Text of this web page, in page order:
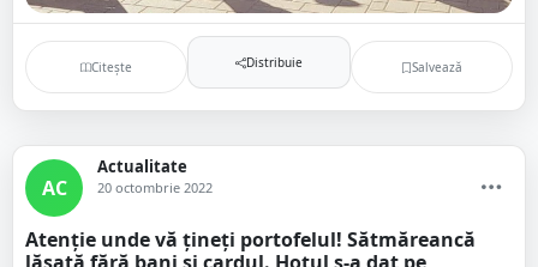
Citește Distribuie Salvează
AC
Actualitate
20 octombrie 2022
Atenție unde vă țineți portofelul! Sătmăreancă